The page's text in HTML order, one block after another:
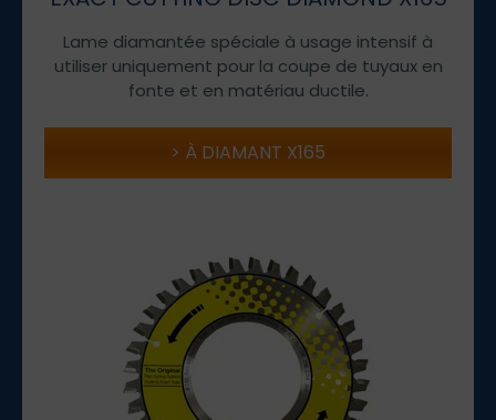
Lame diamantée spéciale à usage intensif à
utiliser uniquement pour la coupe de tuyaux en
fonte et en matériau ductile.
À DIAMANT X165